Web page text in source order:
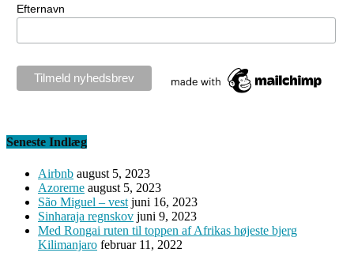
Efternavn
Seneste Indlæg
Airbnb august 5, 2023
Azorerne august 5, 2023
São Miguel – vest juni 16, 2023
Sinharaja regnskov juni 9, 2023
Med Rongai ruten til toppen af Afrikas højeste bjerg
Kilimanjaro februar 11, 2022